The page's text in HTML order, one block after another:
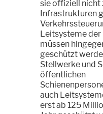
sie offiziell nicht
Infrastrukturen
Leitsysteme
müssen
geschützt
Stellwerke und
öffentlichen
auch
erst ab 125